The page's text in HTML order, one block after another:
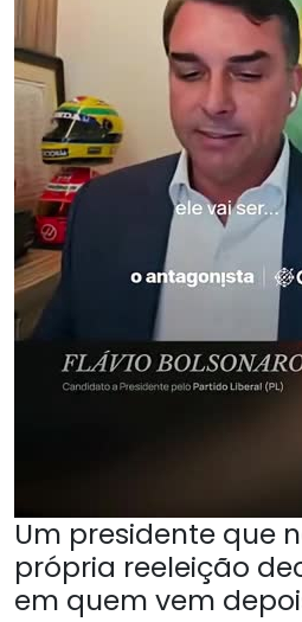
Um presidente que
própria reeleição
em quem vem